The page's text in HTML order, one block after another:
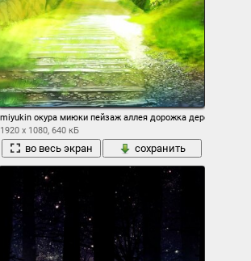
miyukin окура миюки пейзаж аллея дорожка деревья зелень
1920 x 1080, 640 кБ
во весь экран сохранить